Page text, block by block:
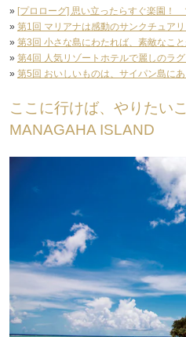
» [プロローグ] 思い立ったらすぐ楽園！
» 第1回 マリアナは感動のサンクチュアリ
» 第3回 小さな島にわたれば、素敵なこ
» 第4回 人気リゾートホテルで麗しのラ
» 第5回 おいしいものは、サイパン島にあ
ここに行けば、やりたい
MANAGAHA ISLAND